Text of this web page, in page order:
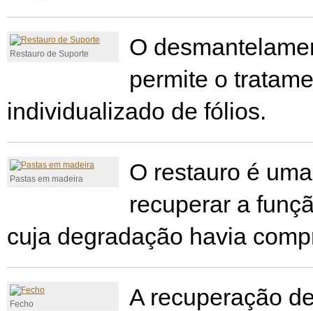
Restauro de Suporte
O
permite o
individualizado de fólios.
Pastas em madeira
O restauro é
recuperar a
cuja degradação havia
Fecho
A recuperação